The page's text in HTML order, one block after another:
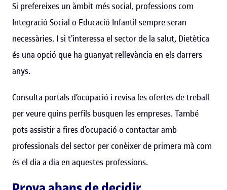
Si prefereixes un àmbit més social, professions com
Integració Social o Educació Infantil sempre seran
necessàries. I si t’interessa el sector de la salut, Dietètica
és una opció que ha guanyat rellevància en els darrers
anys.
Consulta portals d’ocupació i revisa les ofertes de treball
per veure quins perfils busquen les empreses. També
pots assistir a fires d’ocupació o contactar amb
professionals del sector per conèixer de primera mà com
és el dia a dia en aquestes professions.